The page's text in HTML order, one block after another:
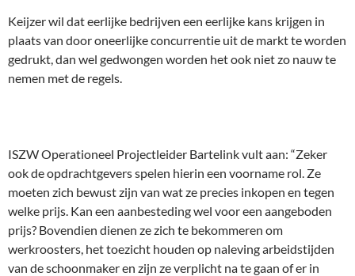
Keijzer wil dat eerlijke bedrijven een eerlijke kans krijgen in
plaats van door oneerlijke concurrentie uit de markt te worden
gedrukt, dan wel gedwongen worden het ook niet zo nauw te
nemen met de regels.
ISZW Operationeel Projectleider Bartelink vult aan: “Zeker
ook de opdrachtgevers spelen hierin een voorname rol. Ze
moeten zich bewust zijn van wat ze precies inkopen en tegen
welke prijs. Kan een aanbesteding wel voor een aangeboden
prijs? Bovendien dienen ze zich te bekommeren om
werkroosters, het toezicht houden op naleving arbeidstijden
van de schoonmaker en zijn ze verplicht na te gaan of er in